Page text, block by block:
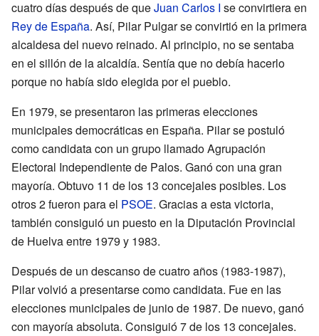
cuatro días después de queJuan Carlos I se convirtiera en
Rey de España. Así, Pilar Pulgar se convirtió en la primera
alcaldesa del nuevo reinado. Al principio, no se sentaba
en el sillón de la alcaldía. Sentía que no debía hacerlo
porque no había sido elegida por el pueblo.
En 1979, se presentaron las primeras elecciones
municipales democráticas en España. Pilar se postuló
como candidata con un grupo llamado Agrupación
Electoral Independiente de Palos. Ganó con una gran
mayoría. Obtuvo 11 de los 13 concejales posibles. Los
otros 2 fueron para el PSOE. Gracias a esta victoria,
también consiguió un puesto en la Diputación Provincial
de Huelva entre 1979 y 1983.
Después de un descanso de cuatro años (1983-1987),
Pilar volvió a presentarse como candidata. Fue en las
elecciones municipales de junio de 1987. De nuevo, ganó
con mayoría absoluta. Consiguió 7 de los 13 concejales.